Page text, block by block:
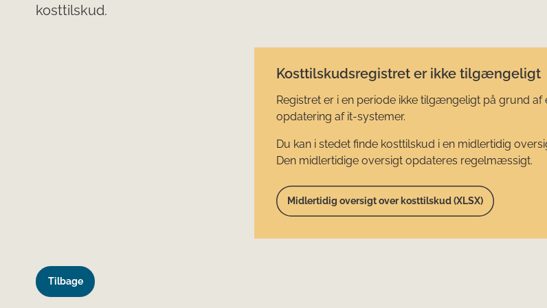
kosttilskud.
Kosttilskudsregistret er ikke tilgængeligt
Registret er i en periode ikke tilgængeligt på grund af
opdatering af it-systemer.
Du kan i stedet finde kosttilskud i en midlertidig
Den midlertidige oversigt opdateres regelmæssigt.
Midlertidig oversigt over kosttilskud (XLSX)
Tilbage